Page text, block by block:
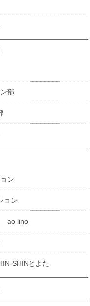
部
ン
ョン
ao lino
SHINとよた